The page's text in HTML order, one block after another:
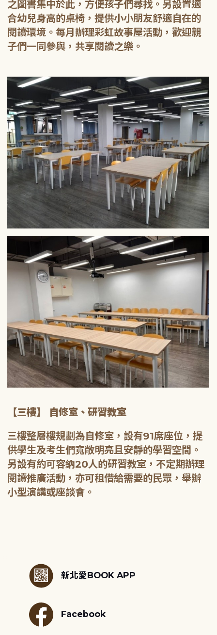
之圖書集中於此，方便孩子們尋找。另設置適
合幼兒身高的桌椅，提供小小朋友舒適自在的
閱讀環境。每月辦理彩虹故事屋活動，歡迎親
子們一同參與，共享閱讀之樂。
【三樓】 自修室、研習教室
三樓整層樓規劃為自修室，設有91席座位，提
供學生及考生們寬敞明亮且安靜的學習空間。
另設有約可容納20人的研習教室，不定期辦理
閱讀推廣活動，亦可租借給需要的民眾，舉辦
小型演講或座談會。
新北愛BOOK APP
Facebook